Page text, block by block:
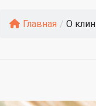
Главная / О